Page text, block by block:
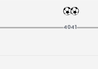
4041